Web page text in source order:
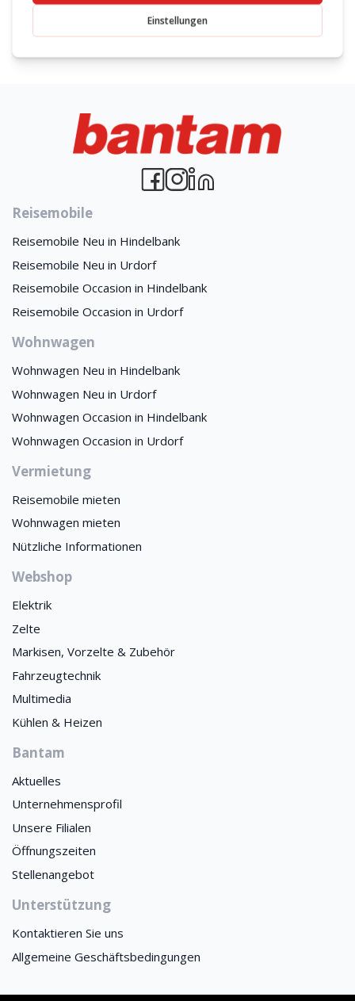
Reisemobile
Reisemobile Neu in Hindelbank
Reisemobile Neu in Urdorf
Reisemobile Occasion in Hindelbank
Reisemobile Occasion in Urdorf
Wohnwagen
Wohnwagen Neu in Hindelbank
Wohnwagen Neu in Urdorf
Wohnwagen Occasion in Hindelbank
Wohnwagen Occasion in Urdorf
Vermietung
Reisemobile mieten
Wohnwagen mieten
Nützliche Informationen
Webshop
Elektrik
Zelte
Markisen, Vorzelte & Zubehör
Fahrzeugtechnik
Multimedia
Kühlen & Heizen
Bantam
Aktuelles
Unternehmensprofil
Unsere Filialen
Öffnungszeiten
Stellenangebot
Unterstützung
Kontaktieren Sie uns
Allgemeine Geschäftsbedingungen